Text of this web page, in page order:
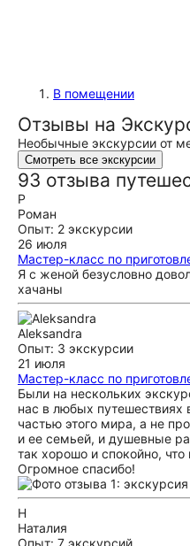
В помещении
Отзывы на
Необычные экскурсии от
Смотреть все экскурсии
93 отзыва
Р
Роман
Опыт: 2 экскурсии
26 июля
Мастер-класс по
Я с женой безусловно
хачаны
Aleksandra
Опыт: 3 экскурсии
21 июля
Мастер-класс по
Были на нескольких
нас в любых путешествиях
частью этого мира, а не
и ее семьей, и душевные
так хорошо и спокойно,
Огромное спасибо!
Н
Наталия
Опыт: 7 экскурсий